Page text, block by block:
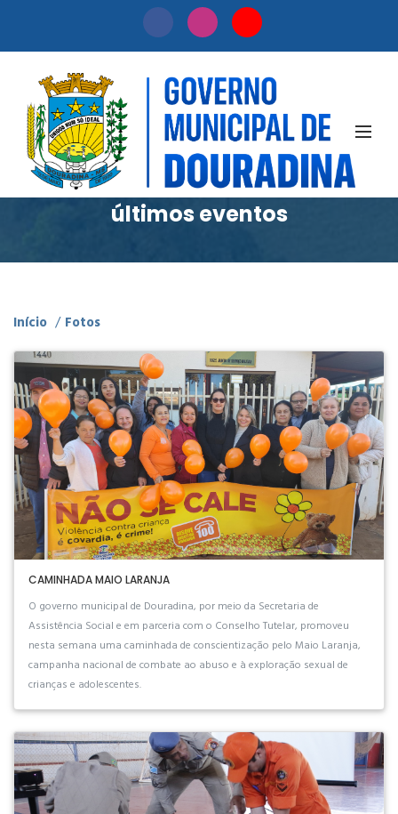
Fotos
Confira nossa timeline dos
últimos eventos
Início / Fotos
CAMINHADA MAIO LARANJA
O governo municipal de Douradina, por meio da Secretaria de
Assistência Social e em parceria com o Conselho Tutelar, promoveu
nesta semana uma caminhada de conscientização pelo Maio Laranja,
campanha nacional de combate ao abuso e à exploração sexual de
crianças e adolescentes.